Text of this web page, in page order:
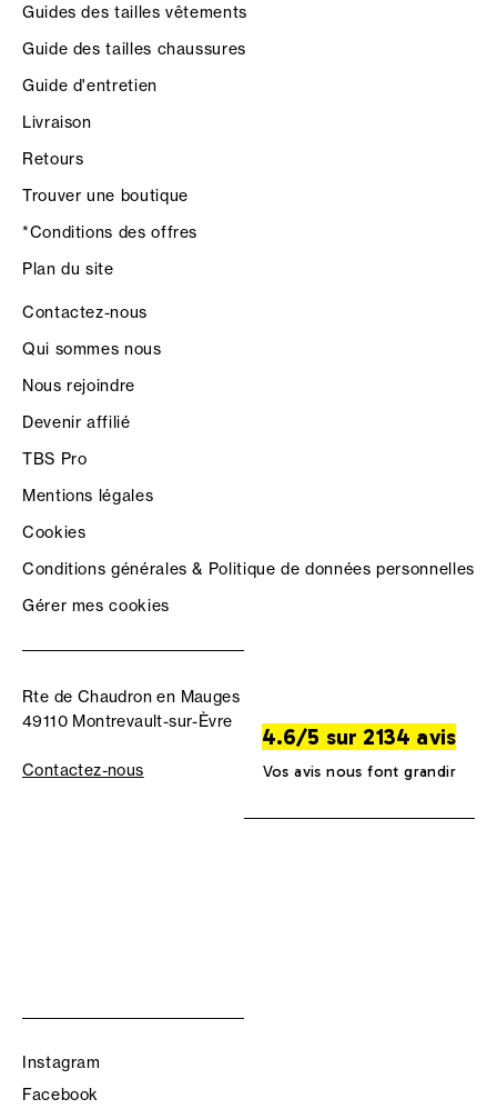
Guides des tailles vêtements
Guide des tailles chaussures
Guide d'entretien
Livraison
Retours
Trouver une boutique
*Conditions des offres
Plan du site
Contactez-nous
Qui sommes nous
Nous rejoindre
Devenir affilié
TBS Pro
Mentions légales
Cookies
Conditions générales & Politique de données personnelles
Gérer mes cookies
Rte de Chaudron en Mauges
49110 Montrevault-sur-Èvre
Contactez-nous
4.6/5 sur 2134 avis
Vos avis nous font grandir
Instagram
Facebook